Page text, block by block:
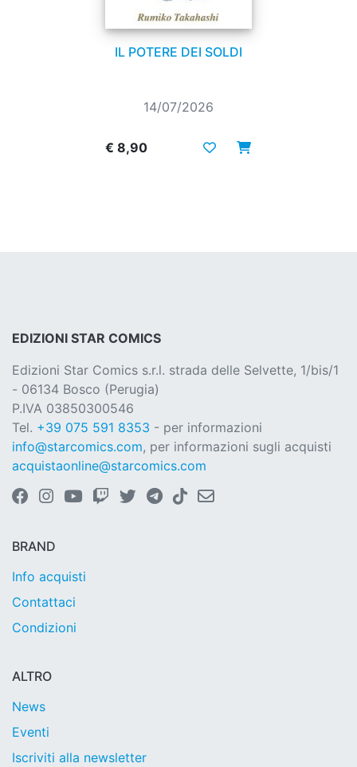
IL POTERE DEI SOLDI
14/07/2026
€ 8,90
EDIZIONI STAR COMICS
Edizioni Star Comics s.r.l. strada delle Selvette, 1/bis/1
- 06134 Bosco (Perugia)
P.IVA 03850300546
Tel. +39 075 591 8353 - per informazioni
info@starcomics.com, per informazioni sugli acquisti
acquistaonline@starcomics.com
BRAND
Info acquisti
Contattaci
Condizioni
ALTRO
News
Eventi
Iscriviti alla newsletter